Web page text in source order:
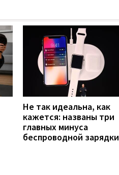
Не так идеальна, как
кажется: названы три
главных минуса
беспроводной зарядки